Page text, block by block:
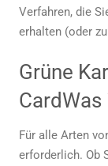
Verfahren, die
erhalten (oder
Grüne
CardWas
Für alle Arten
erforderlich. Ob